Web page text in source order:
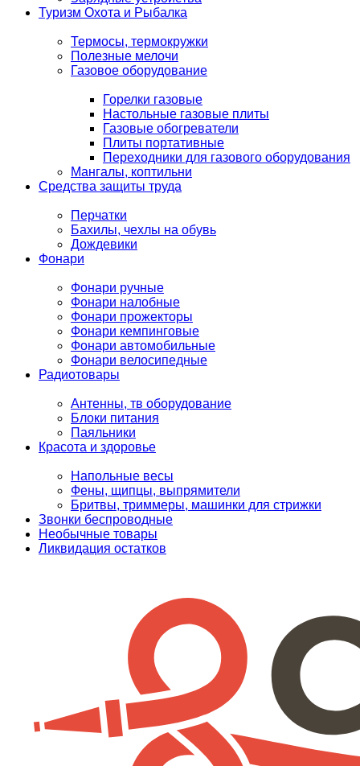
Туризм Охота и Рыбалка
Термосы, термокружки
Полезные мелочи
Газовое оборудование
Горелки газовые
Настольные газовые плиты
Газовые обогреватели
Плиты портативные
Переходники для газового оборудования
Мангалы, коптильни
Средства защиты труда
Перчатки
Бахилы, чехлы на обувь
Дождевики
Фонари
Фонари ручные
Фонари налобные
Фонари прожекторы
Фонари кемпинговые
Фонари автомобильные
Фонари велосипедные
Радиотовары
Антенны, тв оборудование
Блоки питания
Паяльники
Красота и здоровье
Напольные весы
Фены, щипцы, выпрямители
Бритвы, триммеры, машинки для стрижки
Звонки беспроводные
Необычные товары
Ликвидация остатков